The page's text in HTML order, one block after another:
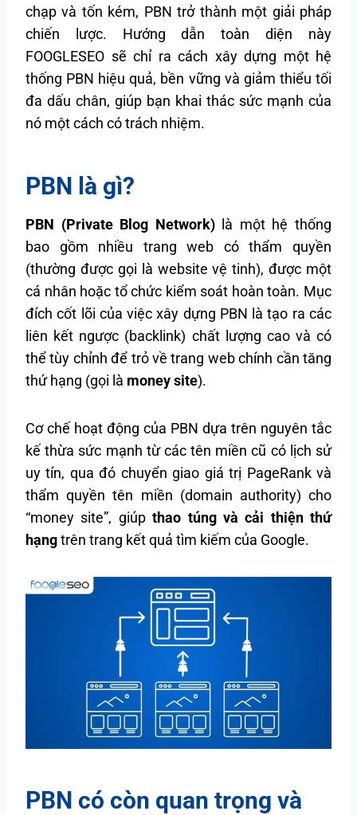
chạp và tốn kém, PBN trở thành một giải pháp
chiến lược. Hướng dẫn toàn diện này
FOOGLESEO sẽ chỉ ra cách xây dựng một hệ
thống PBN hiệu quả, bền vững và giảm thiểu tối
đa dấu chân, giúp bạn khai thác sức mạnh của
nó một cách có trách nhiệm.
PBN là gì?
PBN (Private Blog Network)là một hệ thống
bao gồm nhiều trang web có thẩm quyền
(thường được gọi là website vệ tinh), được một
cá nhân hoặc tổ chức kiểm soát hoàn toàn. Mục
đích cốt lõi của việc xây dựng PBN là tạo ra các
liên kết ngược (backlink) chất lượng cao và có
thể tùy chỉnh để trỏ về trang web chính cần tăng
thứ hạng (gọi là money site).
Cơ chế hoạt động của PBN dựa trên nguyên tắc
kế thừa sức mạnh từ các tên miền cũ có lịch sử
uy tín, qua đó chuyển giao giá trị PageRank và
thẩm quyền tên miền (domain authority) cho
“money site”, giúpthao túng và cải thiện thứ
hạngtrên trang kết quả tìm kiếm của Google.
PBN có còn quan trọng và